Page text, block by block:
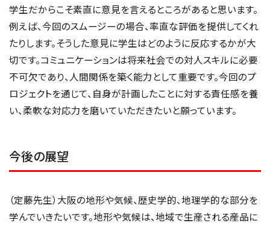
学生だからこそ素直に意見を言えるところがあると思います。
例えば、今回のスムージーの場合、率直な評価を提供してくれ
たりします。そうした意見に学生はどのように反応するかが大
切です。コミュニケーションは将来社会での対人スキルに必要
不可欠であり、人間関係を築く能力として重要です。今回のプ
ロジェクトを通じて、自身が計画したことに対する責任感を養
い、柔軟な対応力を磨いていただきたいと願っています。
今後の展望
（定藤先生）大阪の地形や気候、歴史学的、地理学的な部分を
学んでいきたいです。地形や気候は、地域で生産される産品に